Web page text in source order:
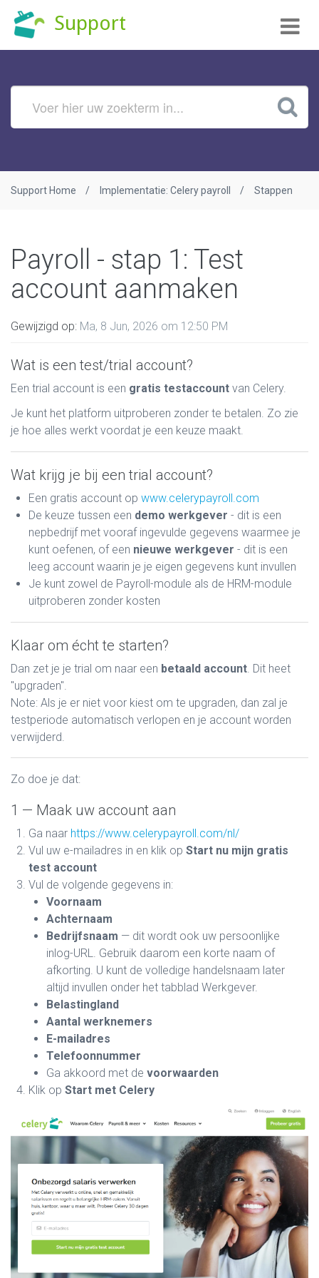
Support
Support Home Implementatie: Celery payroll Stappen
Payroll - stap 1: Test
account aanmaken
Gewijzigd op: Ma, 8 Jun, 2026 om 12:50 PM
Wat is een test/trial account?
Een trial account is een gratis testaccount van Celery.
Je kunt het platform uitproberen zonder te betalen. Zo zie
je hoe alles werkt voordat je een keuze maakt.
Wat krijg je bij een trial account?
Een gratis account op www.celerypayroll.com
De keuze tussen een demo werkgever - dit is een
nepbedrijf met vooraf ingevulde gegevens waarmee je
kunt oefenen, of een nieuwe werkgever - dit is een
leeg account waarin je je eigen gegevens kunt invullen
Je kunt zowel de Payroll-module als de HRM-module
uitproberen zonder kosten
Klaar om écht te starten?
Dan zet je je trial om naar een betaald account . Dit heet
"upgraden".
Note: Als je er niet voor kiest om te upgraden, dan zal je
testperiode automatisch verlopen en je account worden
verwijderd.
Zo doe je dat:
1 — Maak uw account aan
Ga naar https://www.celerypayroll.com/nl/
Vul uw e-mailadres in en klik op Start nu mijn gratis
test account
Vul de volgende gegevens in:
Voornaam
Achternaam
Bedrijfsnaam — dit wordt ook uw persoonlijke
inlog-URL. Gebruik daarom een korte naam of
afkorting. U kunt de volledige handelsnaam later
altijd invullen onder het tabblad Werkgever.
Belastingland
Aantal werknemers
E-mailadres
Telefoonnummer
Ga akkoord met de voorwaarden
Klik op Start met Celery